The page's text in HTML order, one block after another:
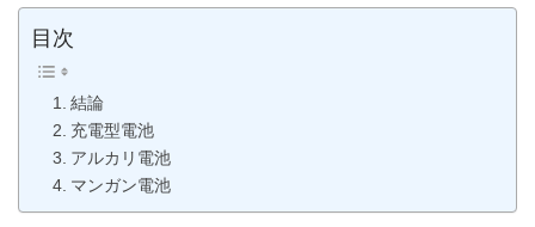
目次
結論
充電型電池
アルカリ電池
マンガン電池